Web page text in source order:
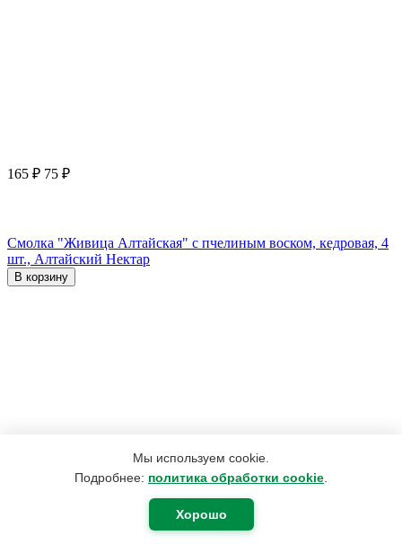
Мы используем cookie.
Подробнее: политика обработки cookie
Хорошо
165 ₽ 75 ₽
Смолка "Живица Алтайская" с пчелиным воском, кедровая, 4
шт., Алтайский Нектар
В корзину